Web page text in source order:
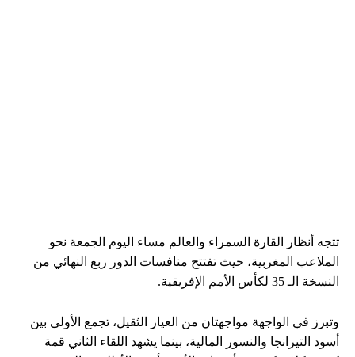
تتجه أنظار القارة السمراء والعالم مساء اليوم الجمعة نحو
الملاعب المغربية، حيث تفتتح منافسات الدور ربع النهائي من
النسخة الـ 35 لكأس الأمم الإفريقية.
وتبرز في الواجهة مواجهتان من العيار الثقيل، تجمع الأولى بين
أسود التيرانجا والنسور المالية، بينما يشهد اللقاء الثاني قمة